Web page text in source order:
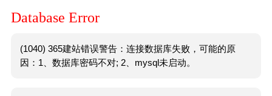
Database Error
(1040) 365建站错误警告：连接数据库失败，可能的原
因：1、数据库密码不对; 2、mysql未启动。